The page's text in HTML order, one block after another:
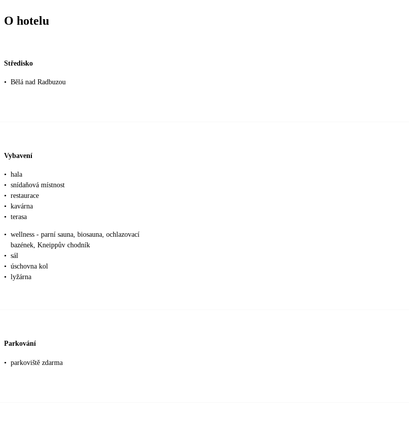
O hotelu
Středisko
• Bělá nad Radbuzou
Vybavení
• hala
• snídaňová místnost
• restaurace
• kavárna
• terasa
• wellness - parní sauna, biosauna, ochlazovací
bazének, Kneippův chodník
• sál
• úschovna kol
• lyžárna
Parkování
• parkoviště zdarma